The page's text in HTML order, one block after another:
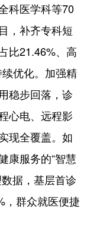
科医学科等70
，补齐专科短
比21.46%、高
优化。加强精
稳步回落，诊
心电、远程影
现全覆盖。如
康服务的“智慧
据，基层首诊
，群众就医便捷